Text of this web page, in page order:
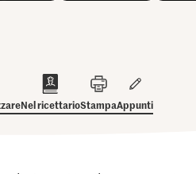
Nel ricettarioStampaAppunti